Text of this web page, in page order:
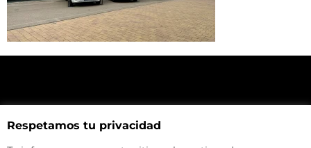
Haz click aquí y mira como llegar a la tienda
Respetamos tu privacidad